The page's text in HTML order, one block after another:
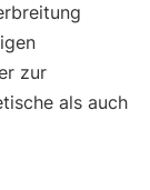
zur
als auch